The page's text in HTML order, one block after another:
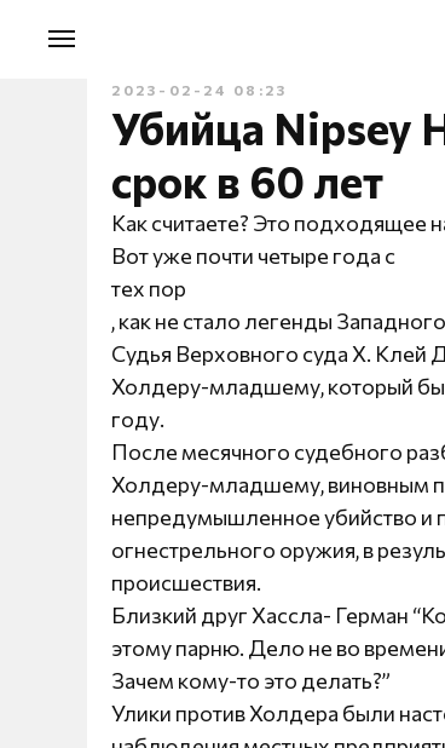
2023-02-24 08:23
Убийца Nipsey
срок в 60 лет
Как считаете? Это подходящее
Вот уже почти четыре года с
тех пор
, как не стало легенды
Судья Верховного суда Х. Клей
Холдеру-младшему, который
году.
После месячного судебного
Холдеру-младшему, виновным
непредумышленное убийство и
огнестрельного оружия, в
происшествия.
Близкий друг Хассла- Герман
этому парню. Дело не во
Зачем кому-то это делать?”
Улики против Холдера были